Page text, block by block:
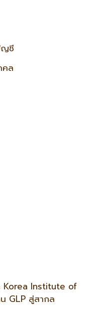
ญชี
คล
Korea Institute of
GLP สู่สากล